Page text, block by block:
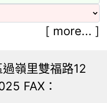
[ more... ]
嶺里雙福路12
FAX：